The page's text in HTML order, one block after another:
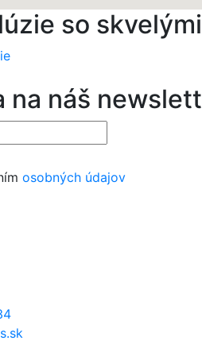
so
na náš
osobných údajov